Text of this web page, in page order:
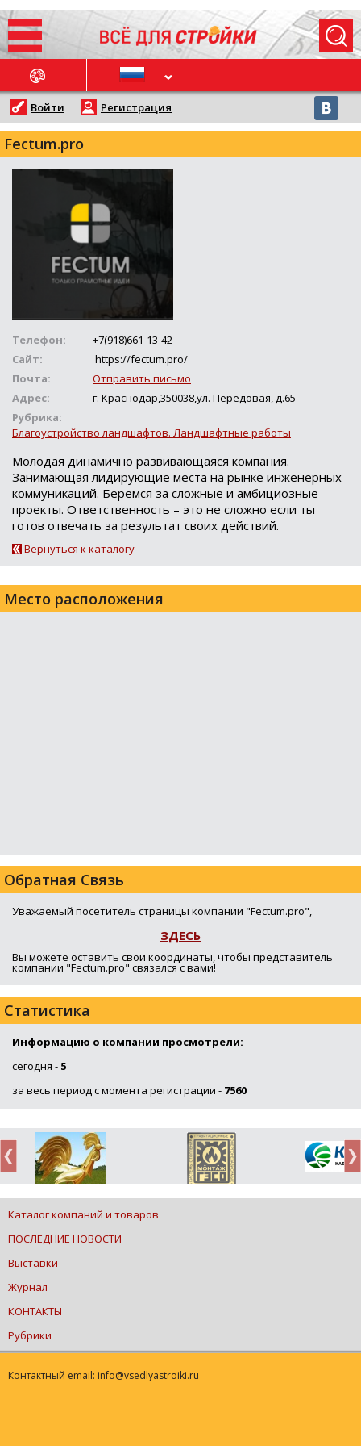
НОВОСТИ
Войти Регистрация
Fectum.pro
Телефон:
+7(918)661-13-42
Сайт:
https://fectum.pro/
Почта:
Отправить письмо
Адрес:
г. Краснодар,350038,ул. Передовая, д.65
Рубрика:
Благоустройство ландшафтов. Ландшафтные работы
Молодая динамично развивающаяся компания.
Занимающая лидирующие места на рынке инженерных
коммуникаций. Беремся за сложные и амбициозные
проекты. Ответственность – это не сложно если ты
готов отвечать за результат своих действий.
Вернуться к каталогу
Место расположения
Обратная Связь
Уважаемый посетитель страницы компании "Fectum.pro",
ЗДЕСЬ
Вы можете оставить свои координаты, чтобы представитель
компании "Fectum.pro" связался с вами!
Статистика
Информацию о компании просмотрели:
сегодня - 5
за весь период с момента регистрации - 7560
Каталог компаний и товаров
ПОСЛЕДНИЕ НОВОСТИ
Выставки
Журнал
КОНТАКТЫ
Рубрики
Контактный email: info@vsedlyastroiki.ru